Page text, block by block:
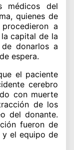
médicos del
quienes de
a
capital de la
donarlos a
espera.
el paciente
cerebro
con muerte
de los
del donante.
fueron de
y el equipo de